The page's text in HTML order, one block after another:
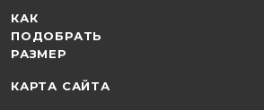
КАК
ПОДОБРАТЬ
РАЗМЕР
КАРТА САЙТА